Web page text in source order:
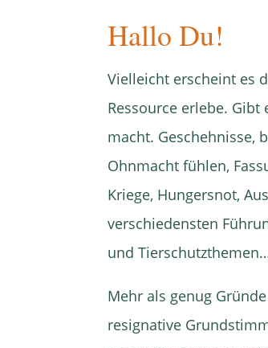
Hallo Du!
Vielleicht erscheint es
Ressource erlebe.
macht. Geschehnisse,
Ohnmacht fühlen,
Kriege, Hungersnot,
verschiedensten
und
Mehr als genug
resignative